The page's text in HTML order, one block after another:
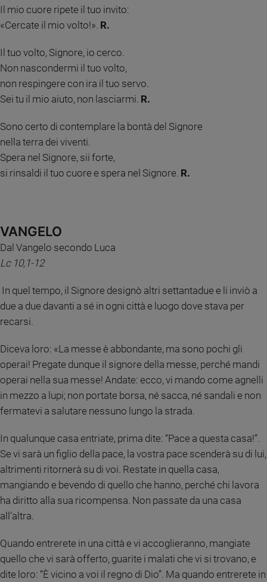
Cultura
Cinema,
Tv
streaming
Libri
Musica
Arte
e
figli
Coppia
e
Adolescenza
Bioetica
Vai
Riflessioni
Foto
Video
Podcast
Privacy
Il mio cuore ripete il tuo invito:
«Cercate il mio volto!». R.
Il tuo volto, Signore, io cerco.
Non nascondermi il tuo volto,
non respingere con ira il tuo servo.
Sei tu il mio aiuto, non lasciarmi. R.
Sono certo di contemplare la bontà del Signore
nella terra dei viventi.
Spera nel Signore, sii forte,
si rinsaldi il tuo cuore e spera nel Signore. R.
VANGELO
Dal Vangelo secondo Luca
Lc 10,1-12
In quel tempo, il Signore designò altri settantadue e li inviò a
due a due davanti a sé in ogni città e luogo dove stava per
recarsi.
Diceva loro: «La messe è abbondante, ma sono pochi gli
operai! Pregate dunque il signore della messe, perché mandi
operai nella sua messe! Andate: ecco, vi mando come agnelli
in mezzo a lupi; non portate borsa, né sacca, né sandali e non
fermatevi a salutare nessuno lungo la strada.
In qualunque casa entriate, prima dite: “Pace a questa casa!”.
Se vi sarà un figlio della pace, la vostra pace scenderà su di lui,
altrimenti ritornerà su di voi. Restate in quella casa,
mangiando e bevendo di quello che hanno, perché chi lavora
ha diritto alla sua ricompensa. Non passate da una casa
all’altra.
Quando entrerete in una città e vi accoglieranno, mangiate
quello che vi sarà offerto, guarite i malati che vi si trovano, e
dite loro: “È vicino a voi il regno di Dio”. Ma quando entrerete in